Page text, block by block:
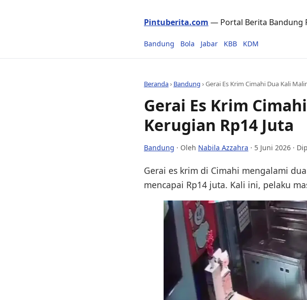
Pintuberita.com — Portal Berita Bandung
Bandung Bola Jabar KBB KDM
Beranda› Bandung ›Gerai Es Krim Cimahi Dua Kali
Gerai Es Krim
Kerugian Rp14 Juta
Bandung · Oleh Nabila Azzahra · 5 Juni 2026 ·
Gerai es krim di Cimahi mengalami
mencapai Rp14 juta. Kali ini, pelaku